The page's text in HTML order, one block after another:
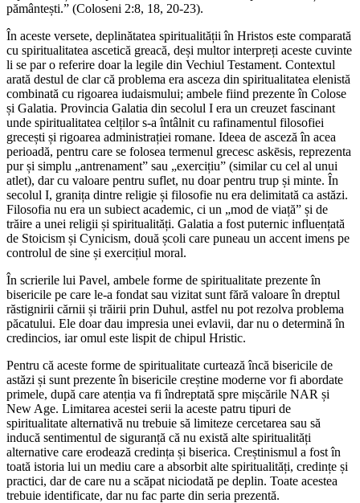
pământești.” (Coloseni 2:8, 18, 20-23).
În aceste versete, deplinătatea spiritualității în Hristos este comparată
cu spiritualitatea ascetică greacă, deși multor interpreți aceste cuvinte
li se par o referire doar la legile din Vechiul Testament. Contextul
arată destul de clar că problema era asceza din spiritualitatea elenistă
combinată cu rigoarea iudaismului; ambele fiind prezente în Colose
și Galatia. Provincia Galatia din secolul I era un creuzet fascinant
unde spiritualitatea celților s-a întâlnit cu rafinamentul filosofiei
grecești și rigoarea administrației romane. Ideea de asceză în acea
perioadă, pentru care se folosea termenul grecesc askēsis, reprezenta
pur și simplu „antrenament” sau „exercițiu” (similar cu cel al unui
atlet), dar cu valoare pentru suflet, nu doar pentru trup și minte. În
secolul I, granița dintre religie și filosofie nu era delimitată ca astăzi.
Filosofia nu era un subiect academic, ci un „mod de viață” și de
trăire a unei religii și spiritualități. Galatia a fost puternic influențată
de Stoicism și Cynicism, două școli care puneau un accent imens pe
controlul de sine și exercițiul moral.
În scrierile lui Pavel, ambele forme de spiritualitate prezente în
bisericile pe care le-a fondat sau vizitat sunt fără valoare în dreptul
răstignirii cărnii și trăirii prin Duhul, astfel nu pot rezolva problema
păcatului. Ele doar dau impresia unei evlavii, dar nu o determină în
credincios, iar omul este lispit de chipul Hristic.
Pentru că aceste forme de spiritualitate curtează încă bisericile de
astăzi și sunt prezente în bisericile creștine moderne vor fi abordate
primele, după care atenția va fi îndreptată spre mișcările NAR și
New Age. Limitarea acestei serii la aceste patru tipuri de
spiritualitate alternativă nu trebuie să limiteze cercetarea sau să
inducă sentimentul de siguranță că nu există alte spiritualități
alternative care erodează credința și biserica. Creștinismul a fost în
toată istoria lui un mediu care a absorbit alte spiritualități, credințe și
practici, dar de care nu a scăpat niciodată pe deplin. Toate acestea
trebuie identificate, dar nu fac parte din seria prezentă.